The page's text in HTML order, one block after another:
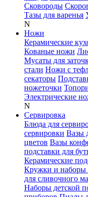
Сковороды
Тазы для варенья
N
Ножи
Керамические
Кованые ножи
Мусаты для
стали Ножи с
секаторы
ножеточки
Электрические
N
Сервировка
Блюда для
сервировки Вазы
цветов Вазы
подставки для
Керамические
Кружки и наборы
для сливочного
Наборы детской